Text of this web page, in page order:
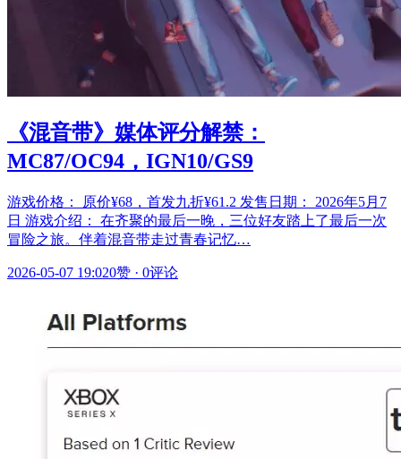
《混音带》媒体评分解禁：
MC87/OC94，IGN10/GS9
游戏价格： 原价¥68，首发九折¥61.2 发售日期： 2026年5月7
日 游戏介绍： 在齐聚的最后一晚，三位好友踏上了最后一次
冒险之旅。伴着混音带走过青春记忆…
2026-05-07 19:020赞 · 0评论